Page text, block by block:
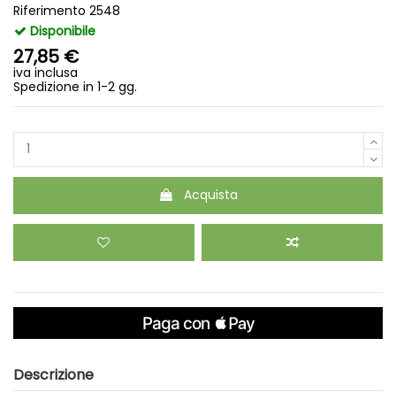
Riferimento 2548
Disponibile
27,85 €
iva inclusa
Spedizione in 1-2 gg.
Acquista
Descrizione